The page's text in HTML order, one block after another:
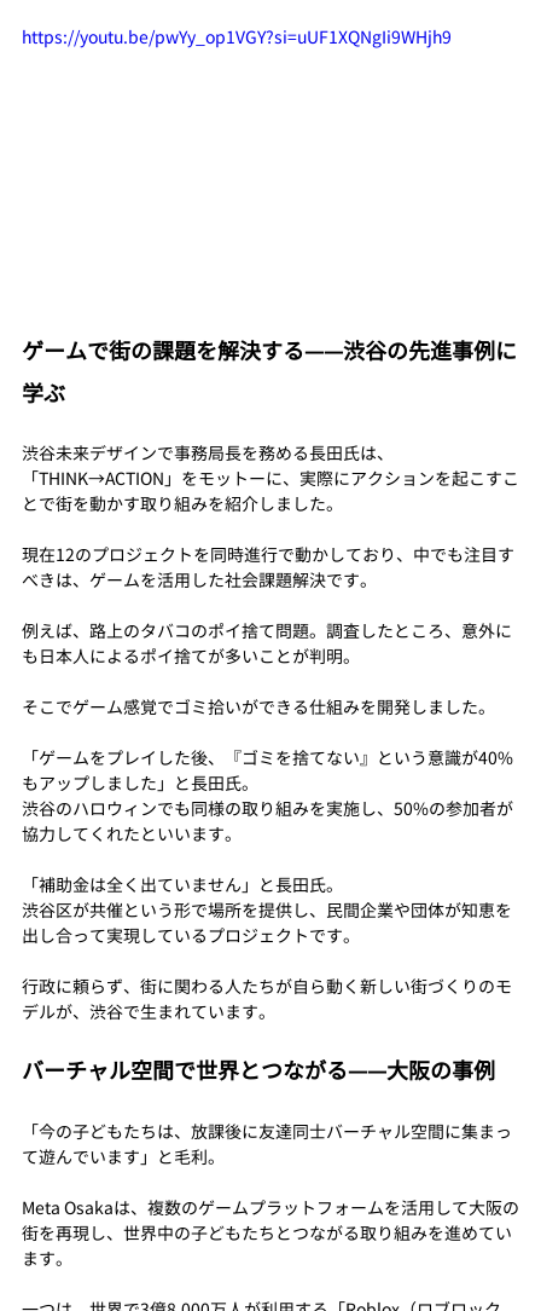
https://youtu.be/pwYy_op1VGY?si=uUF1XQNgIi9WHjh9
ゲームで街の課題を解決する——渋谷の先進事例に
学ぶ
渋谷未来デザインで事務局長を務める長田氏は、
「THINK→ACTION」をモットーに、実際にアクションを起こすこ
とで街を動かす取り組みを紹介しました。
現在12のプロジェクトを同時進行で動かしており、中でも注目す
べきは、ゲームを活用した社会課題解決です。
例えば、路上のタバコのポイ捨て問題。調査したところ、意外に
も日本人によるポイ捨てが多いことが判明。
そこでゲーム感覚でゴミ拾いができる仕組みを開発しました。
「ゲームをプレイした後、『ゴミを捨てない』という意識が40%
もアップしました」と長田氏。
渋谷のハロウィンでも同様の取り組みを実施し、50%の参加者が
協力してくれたといいます。
「補助金は全く出ていません」と長田氏。
渋谷区が共催という形で場所を提供し、民間企業や団体が知恵を
出し合って実現しているプロジェクトです。
行政に頼らず、街に関わる人たちが自ら動く新しい街づくりのモ
デルが、渋谷で生まれています。
バーチャル空間で世界とつながる——大阪の事例
「今の子どもたちは、放課後に友達同士バーチャル空間に集まっ
て遊んでいます」と毛利。
Meta Osakaは、複数のゲームプラットフォームを活用して大阪の
街を再現し、世界中の子どもたちとつながる取り組みを進めてい
ます。